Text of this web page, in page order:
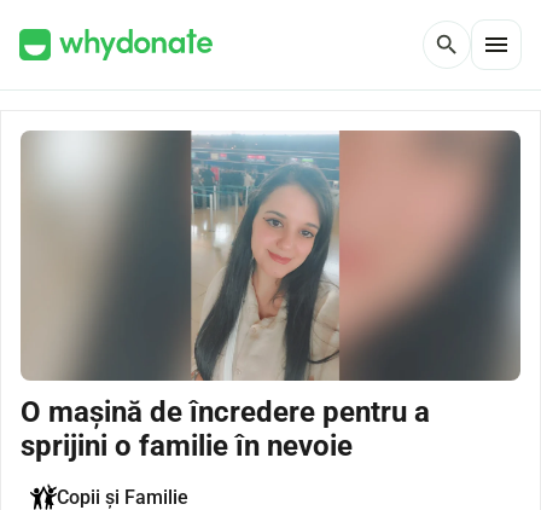
search menu
O mașină de încredere pentru a
sprijini o familie în nevoie
Copii și Familie